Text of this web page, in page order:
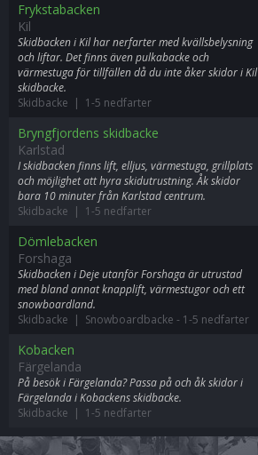
Frykstabacken
Kil
Skidbacken i Kil har nerfarter med kvällsbelysning
och liftar. Det finns även pulkabacke och
värmestuga för tillfällen då du inte åker skidor i Kil
skidbacke.
Skidbacke | 1-5 nedfarter
Bryngfjordens skidbacke
Karlstad
I skidbacken finns lift, elljus, värmestuga, grillplats
och möjlighet att hyra skidutrustning. Åk skidor
bara 10 minuter från Karlstad centrum.
Skidbacke | 1-5 nedfarter
Dömlebacken
Forshaga
Skidbacken i Deje utanför Forshaga är utrustad
med bland annat knapplift, värmestugor och ett
snowboardland.
Skidbacke | Snowboardbacke - 1-5 nedfarter
Kobacken
Färgelanda
På besök i Färgelanda? Passa på och åk skidor i
Färgelanda i Kobackens skidbacke.
Skidbacke | 1-5 nedfarter